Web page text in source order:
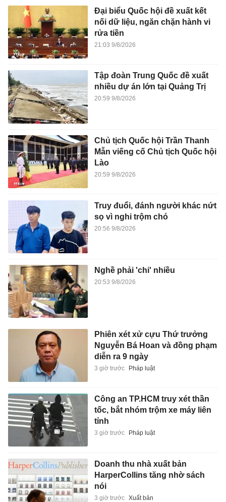
Đại biểu Quốc hội đề xuất kết
nối dữ liệu, ngăn chặn hành vi
rửa tiền
21:03 9/8/2026
Tập đoàn Trung Quốc đề xuất
nhiều dự án lớn tại Quảng Trị
20:59 9/8/2026
Chủ tịch Quốc hội Trần Thanh
Mẫn viếng cố Chủ tịch Quốc hội
Lào
20:59 9/8/2026
Truy đuổi, đánh người khác nứt
sọ vì nghi trộm chó
20:56 9/8/2026
Nghề phải 'chi' nhiều
20:53 9/8/2026
Phiên xét xử cựu Thứ trưởng
Nguyễn Bá Hoan và đồng phạm
diễn ra 9 ngày
3 giờ trước Pháp luật
Công an TP.HCM truy xét thần
tốc, bắt nhóm trộm xe máy liên
tỉnh
3 giờ trước Pháp luật
Doanh thu nhà xuất bản
HarperCollins tăng nhờ sách
nói
3 giờ trước Xuất bản